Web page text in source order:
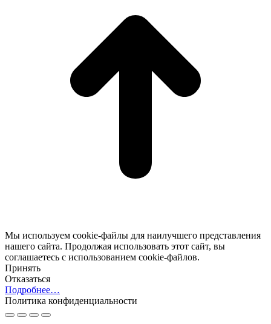
Мы используем cookie-файлы для наилучшего представления
нашего сайта. Продолжая использовать этот сайт, вы
соглашаетесь с использованием cookie-файлов.
Принять
Отказаться
Подробнее…
Политика конфиденциальности